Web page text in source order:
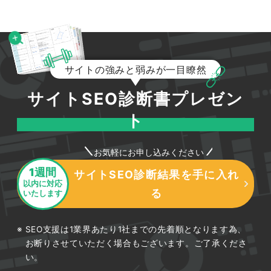
サイトの強みと弱みが一目瞭然
サイトSEO診断書プレゼン
ト
お気軽にお申し込みください
1週間
以内に対応
いたします
サイトSEO診断結果を手に入れ
る
SEO支援は1業界あたり1社までの先着順となります為、
お断りさせていただく場合もございます。ご了承くださ
い。